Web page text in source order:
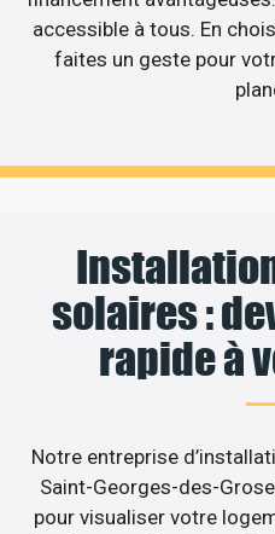
accessible à tous. En
faites un geste pour
solaires :
rapide à
Notre entreprise
Saint-Georges-des-
pour visualiser votre